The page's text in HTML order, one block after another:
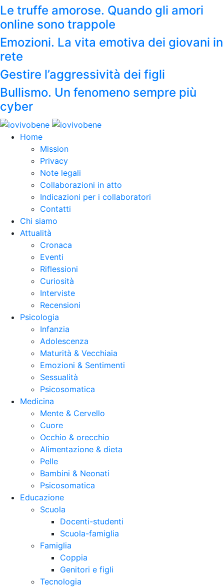
Le truffe amorose. Quando gli amori
online sono trappole
Emozioni. La vita emotiva dei giovani in
rete
Gestire l’aggressività dei figli
Bullismo. Un fenomeno sempre più
cyber
Home
Mission
Privacy
Note legali
Collaborazioni in atto
Indicazioni per i collaboratori
Contatti
Chi siamo
Attualità
Cronaca
Eventi
Riflessioni
Curiosità
Interviste
Recensioni
Psicologia
Infanzia
Adolescenza
Maturità & Vecchiaia
Emozioni & Sentimenti
Sessualità
Psicosomatica
Medicina
Mente & Cervello
Cuore
Occhio & orecchio
Alimentazione & dieta
Pelle
Bambini & Neonati
Psicosomatica
Educazione
Scuola
Docenti-studenti
Scuola-famiglia
Famiglia
Coppia
Genitori e figli
Tecnologia